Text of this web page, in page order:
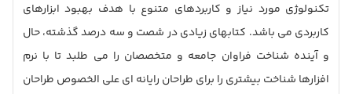
تکنولوژی مورد نیاز و کاربردهای متنوع با هدف بهبود ابزارهای
کاربردی می باشد. کتابهای زیادی در شصت و سه درصد گذشته، حال
و آینده شناخت فراوان جامعه و متخصصان را می طلبد تا با نرم
افزارها شناخت بیشتری را برای طراحان رایانه ای علی الخصوص طراحان